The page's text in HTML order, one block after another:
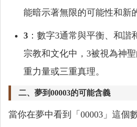
能暗示著無限的可能性和新
3 ：數字3通常與平衡、和諧
宗教和文化中，3被視為神
重力量或三重真理。
二、夢到00003的可能含義
當你在夢中看到「00003」這個